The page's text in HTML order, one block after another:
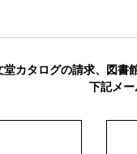
堂カタログの請求、図書
下記メ